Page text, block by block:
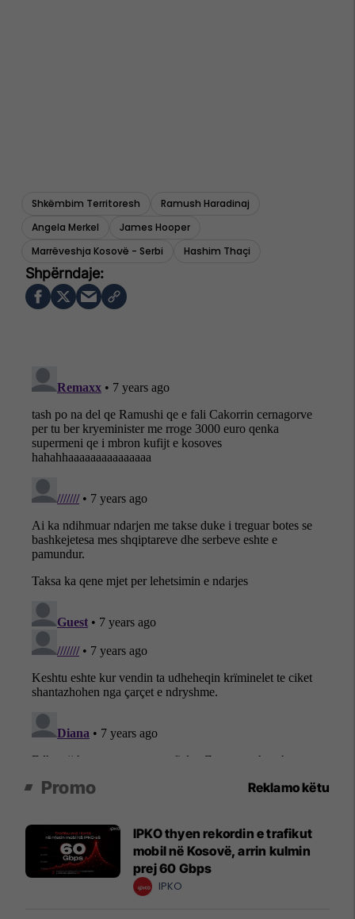
Shkëmbim Territoresh
Ramush Haradinaj
Angela Merkel
James Hooper
Marrëveshja Kosovë - Serbi
Hashim Thaçi
Promo Reklamo këtu
IPKO thyen rekordin e trafikut
mobil në Kosovë, arrin kulmin
prej 60 Gbps
IPKO